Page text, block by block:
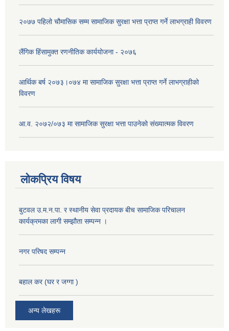
२०७७ पहिलो चौमासिक सम्म सामाजिक सुरक्षा भत्ता प्राप्त गर्ने लाभग्राही विवरण
लैंगिक हिंसामुक्त रणनीतिक कार्ययोजना - २०७६
आर्थिक बर्ष २०७३।०७४ मा सामाजिक सुरक्षा भत्ता प्राप्त गर्ने लाभग्राहीको
विवरण
आ.व. २०७२/०७३ मा सामाजिक सुरक्षा भत्ता पाउनेको संख्यात्मक विवरण
लोकप्रिय विषय
बुटवल उ.म.न.पा. र स्थानीय सेवा प्रदायक बीच सामाजिक परिचालन
कार्यक्रमका लागी सम्झौता सम्पन्न ।
नगर परिषद सम्पन्न
बहाल कर (घर र जग्गा )
अन्य लेखहरू